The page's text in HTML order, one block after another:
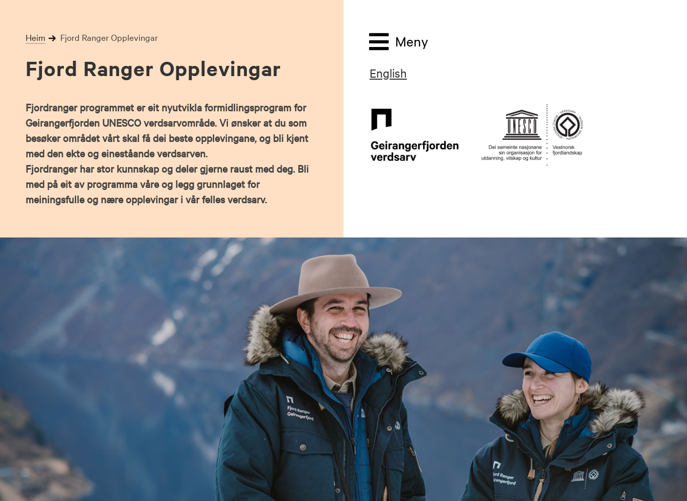
contentHeim Fjord Ranger Opplevingar
Fjord Ranger Opplevingar
Fjordranger programmet er eit nyutvikla formidlingsprogram for
Geirangerfjorden UNESCO verdsarvområde. Vi ønsker at du som
besøker området vårt skal få dei beste opplevingane, og bli kjent
med den ekte og eineståande verdsarven.
Fjordranger har stor kunnskap og deler gjerne raust med deg. Bli
med på eit av programma våre og legg grunnlaget for
meiningsfulle og nære opplevingar i vår felles verdsarv.
Meny
English